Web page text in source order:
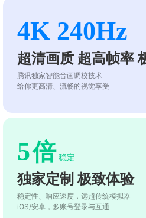
4K 240Hz
超清画质 超高帧率
腾讯独家智能音画调校技术
给你更高清、流畅的视觉享受
5倍 稳定
独家定制 极致体验
稳定性、响应速度，远超传统模拟器
iOS/安卓，多账号登录与互通